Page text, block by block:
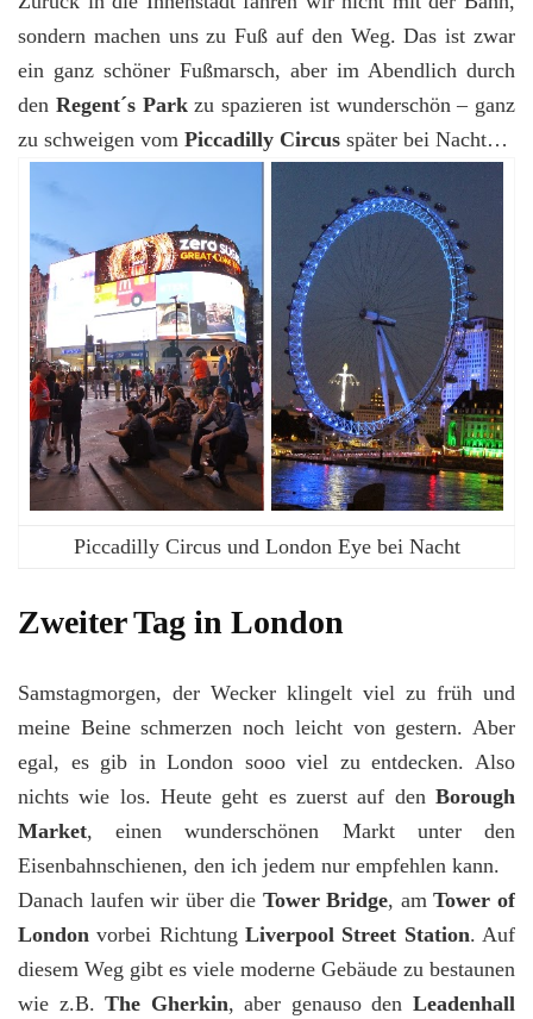
sondern machen uns zu Fuß auf den Weg. Das ist zwar
ein ganz schöner Fußmarsch, aber im Abendlich durch
den Regent´s Parkzu spazieren ist wunderschön – ganz
zu schweigen vom Piccadilly Circus später bei Nacht…
Piccadilly Circus und London Eye bei Nacht
Zweiter Tag in London
Samstagmorgen, der Wecker klingelt viel zu früh und
meine Beine schmerzen noch leicht von gestern. Aber
egal, es gib in London sooo viel zu entdecken. Also
nichts wie los. Heute geht es zuerst auf den Borough
Market, einen wunderschönen Markt unter den
Eisenbahnschienen, den ich jedem nur empfehlen kann.
Danach laufen wir über die Tower Bridge, amTower of
London vorbei Richtung Liverpool Street Station. Auf
diesem Weg gibt es viele moderne Gebäude zu bestaunen
wie z.B.The Gherkin, aber genauso denLeadenhall